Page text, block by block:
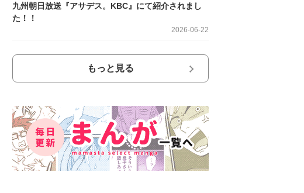
九州朝日放送『アサデス。KBC』にて紹介されまし
た！！
2026-06-22
もっと見る